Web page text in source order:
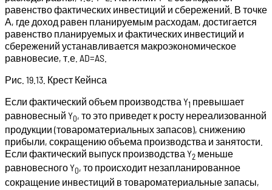
равенство фактических инвестиций и сбережений. В точке
А, где доход равен планируемым расходам, достигается
равенство планируемых и фактических инвестиций и
сбережений устанавливается макроэкономическое
равновесие, т.е. AD=AS.
Рис. 19.13. Крест Кейнса
Если фактический объем производства Y1 превышает
равновесный Y0, то это приведет к росту нереализованной
продукции (товароматериальных запасов), снижению
прибыли, сокращению объема производства и занятости.
Если фактический выпуск производства Y2 меньше
равновесного Y0, то происходит незапланированное
сокращение инвестиций в товароматериальные запасы,